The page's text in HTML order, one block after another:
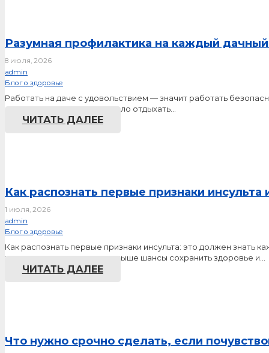
Разумная профилактика на каждый
8 июля, 2026
admin
Блог о здоровье
Работать на даче с удовольствием — значит работать
находиться под солнцем, мало отдыхать…
ЧИТАТЬ ДАЛЕЕ
Как распознать первые признаки инсульта
1 июля, 2026
admin
Блог о здоровье
Как распознать первые признаки инсульта: это должен
медицинскую помощь, тем выше шансы сохранить здоровье и…
ЧИТАТЬ ДАЛЕЕ
Что нужно срочно сделать, если